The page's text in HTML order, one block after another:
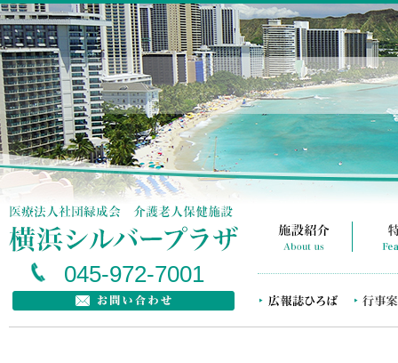
045-972-7001